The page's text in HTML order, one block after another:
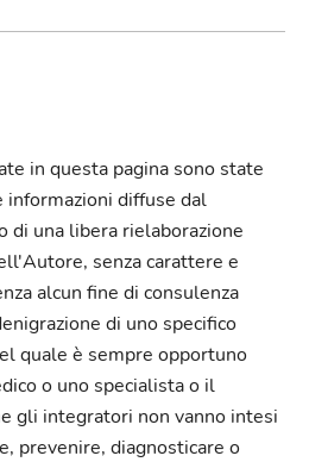
in questa pagina sono state
diffuse dal
una libera rielaborazione
senza carattere e
alcun fine di consulenza
di uno specifico
quale è sempre opportuno
o uno specialista o il
gli integratori non vanno intesi
prevenire, diagnosticare o